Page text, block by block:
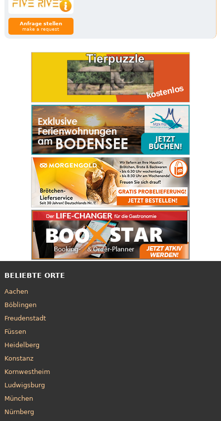
Anfrage stellen
make a request
BELIEBTE ORTE
Aachen
Böblingen
Freudenstadt
Füssen
Heidelberg
Konstanz
Kornwestheim
Ludwigsburg
München
Nürnberg